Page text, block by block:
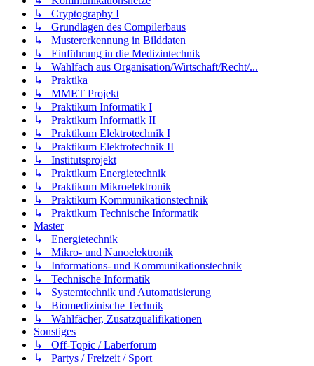
↳ Cryptography I
↳ Grundlagen des Compilerbaus
↳ Mustererkennung in Bilddaten
↳ Einführung in die Medizintechnik
↳ Wahlfach aus Organisation/Wirtschaft/Recht/...
↳ Praktika
↳ MMET Projekt
↳ Praktikum Informatik I
↳ Praktikum Informatik II
↳ Praktikum Elektrotechnik I
↳ Praktikum Elektrotechnik II
↳ Institutsprojekt
↳ Praktikum Energietechnik
↳ Praktikum Mikroelektronik
↳ Praktikum Kommunikationstechnik
↳ Praktikum Technische Informatik
Master
↳ Energietechnik
↳ Mikro- und Nanoelektronik
↳ Informations- und Kommunikationstechnik
↳ Technische Informatik
↳ Systemtechnik und Automatisierung
↳ Biomedizinische Technik
↳ Wahlfächer, Zusatzqualifikationen
Sonstiges
↳ Off-Topic / Laberforum
↳ Partys / Freizeit / Sport